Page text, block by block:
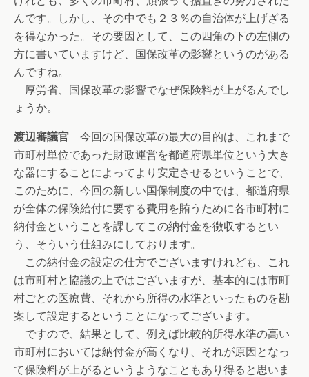
んです。しかし、その中でも２３％の自治体が上げざる
を得なかった。その要因として、この四角の下の左側の
方に書いていますけど、国保改革の影響というのがある
んですね。
厚労省、国保改革の影響でなぜ保険料が上がるんでし
ょうか。
渡辺審議官 今回の国保改革の最大の目的は、これまで
市町村単位であった財政運営を都道府県単位という大き
な器にすることによってより安定させるということで、
このために、今回の新しい国保制度の中では、都道府県
が全体の保険給付に要する費用を賄うために各市町村に
納付金ということを課してこの納付金を徴収するとい
う、そういう仕組みにしております。
この納付金の設定の仕方でございますけれども、これ
は市町村と協議の上ではございますが、基本的には市町
村ごとの医療費、それから所得の水準といったものを勘
案して設定するということになってございます。
ですので、結果として、例えば比較的所得水準の高い
市町村においては納付金が高くなり、それが原因となっ
て保険料が上がるというようなこともあり得ると思いま